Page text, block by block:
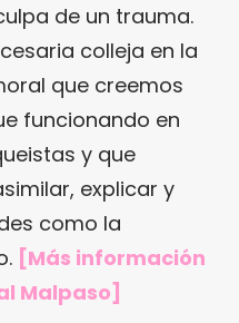
de un trauma.
colleja en la
que creemos
funcionando en
y que
explicar y
como la
[Más información
Malpaso]